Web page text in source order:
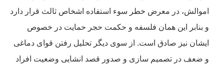
اموالش، در معرض خطر سوء استفاده اشخاص ثالث قرار دارد
و بنابر این همان فلسفه و حکمت حجر حمایت در خصوص
ایشان نیز صادق است. از سوی دیگر تحلیل رفتن قوای دماغی
و ضعف در تصمیم سازی و صدور قصد انشایی وضعیت افراد